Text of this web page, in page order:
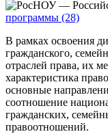
программы (28)
В рамках освоения
гражданского,
отраслей права, их
характеристика
основные
соотношение
гражданских,
правоотношений.